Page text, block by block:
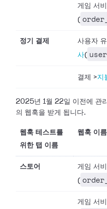
게임 서
(
정기 결제 사용자
사(
결제 >지
2025년 1월 22일 이전에 관
의 웹훅을 받게 됩니다.
웹훅 테스트를
위한 탭 이름
웹훅 이
스토어 게임 서
(
게임 서